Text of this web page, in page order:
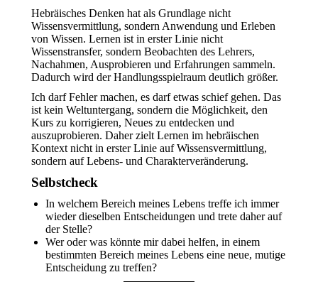
Hebräisches Denken hat als Grundlage nicht
Wissensvermittlung, sondern Anwendung und Erleben
von Wissen. Lernen ist in erster Linie nicht
Wissenstransfer, sondern Beobachten des Lehrers,
Nachahmen, Ausprobieren und Erfahrungen sammeln.
Dadurch wird der Handlungsspielraum deutlich größer.
Ich darf Fehler machen, es darf etwas schief gehen. Das
ist kein Weltuntergang, sondern die Möglichkeit, den
Kurs zu korrigieren, Neues zu entdecken und
auszuprobieren. Daher zielt Lernen im hebräischen
Kontext nicht in erster Linie auf Wissensvermittlung,
sondern auf Lebens- und Charakterveränderung.
Selbstcheck
In welchem Bereich meines Lebens treffe ich immer
wieder dieselben Entscheidungen und trete daher auf
der Stelle?
Wer oder was könnte mir dabei helfen, in einem
bestimmten Bereich meines Lebens eine neue, mutige
Entscheidung zu treffen?